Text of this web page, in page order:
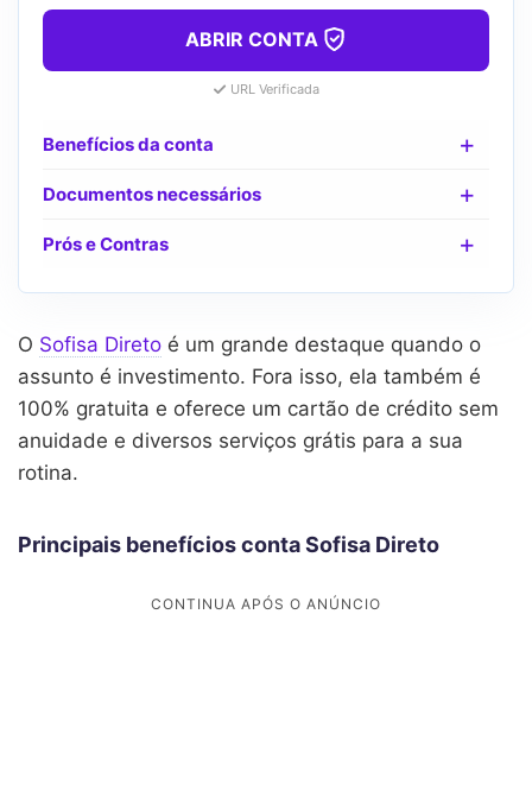
ABRIR CONTA
URL Verificada
Benefícios da conta
Documentos necessários
Prós e Contras
O Sofisa Direto é um grande destaque quando o
assunto é investimento. Fora isso, ela também é
100% gratuita e oferece um cartão de crédito sem
anuidade e diversos serviços grátis para a sua
rotina.
Principais benefícios conta Sofisa Direto